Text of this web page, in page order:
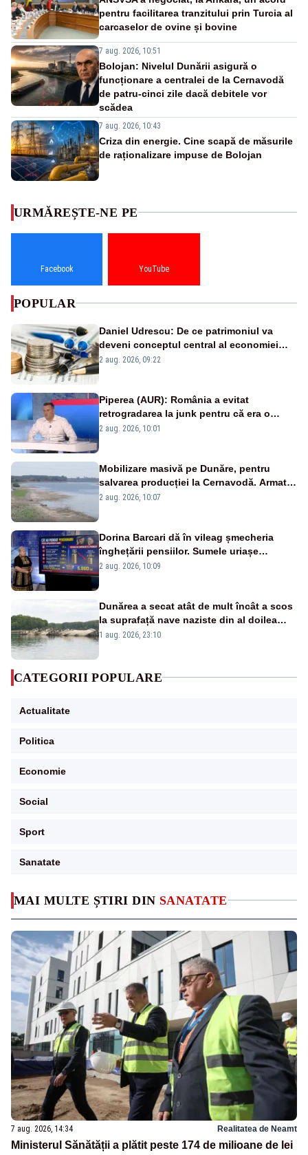
pentru facilitarea tranzitului prin Turcia al
carcaselor de ovine și bovine
7 aug. 2026, 10:51
Bolojan: Nivelul Dunării asigură o
funcționare a centralei de la Cernavodă
de patru-cinci zile dacă debitele vor
scădea
7 aug. 2026, 10:43
Criza din energie. Cine scapă de măsurile
de raționalizare impuse de Bolojan
MAI MULTE ȘTIRI DIN SANATATE
7 aug. 2026, 14:34 Realitatea de Neamt
Ministerul Sănătății a plătit peste 174 de milioane de lei
URMĂREȘTE-NE PE
Facebook YouTube
POPULAR
Daniel Udrescu: De ce patrimoniul va
deveni conceptul central al economiei
viitoare?
2 aug. 2026, 09:22
Piperea (AUR): România a evitat
retrogradarea la junk pentru că era o
catastrofă pentru bănci și fondurile de
2 aug. 2026, 10:01
Mobilizare masivă pe Dunăre, pentru
salvarea producției la Cernavodă. Armata
va detona o stâncă și va devia apa
2 aug. 2026, 10:07
Dorina Barcari dă în vileag șmecheria
înghețării pensiilor. Sumele uriașe
pierdute de fiecare român
2 aug. 2026, 10:09
Dunărea a secat atât de mult încât a scos
la suprafață nave naziste din al doilea
război mondial
1 aug. 2026, 23:10
CATEGORII POPULARE
Actualitate
Politica
Economie
Social
Sport
Sanatate